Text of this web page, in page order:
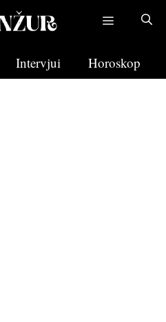
Intervjui Horoskop